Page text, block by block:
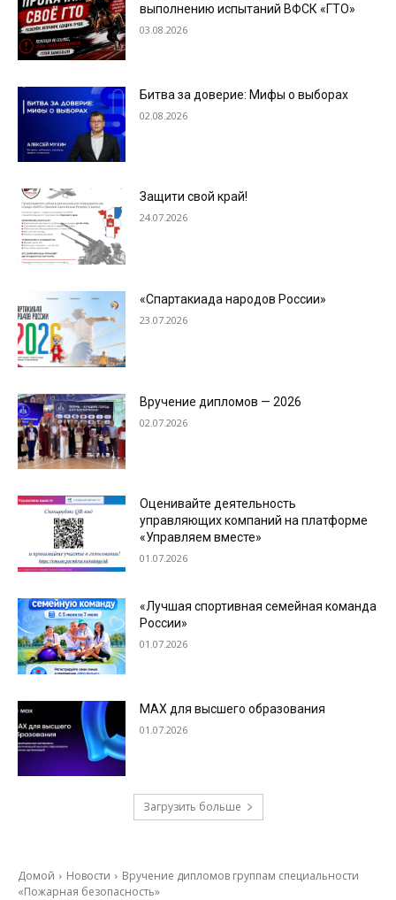
выполнению испытаний ВФСК «ГТО»
03.08.2026
Битва за доверие: Мифы о выборах
02.08.2026
Защити свой край!
24.07.2026
«Спартакиада народов России»
23.07.2026
Вручение дипломов — 2026
02.07.2026
Оценивайте деятельность
управляющих компаний на платформе
«Управляем вместе»
01.07.2026
«Лучшая спортивная семейная команда
России»
01.07.2026
МАХ для высшего образования
01.07.2026
Загрузить больше